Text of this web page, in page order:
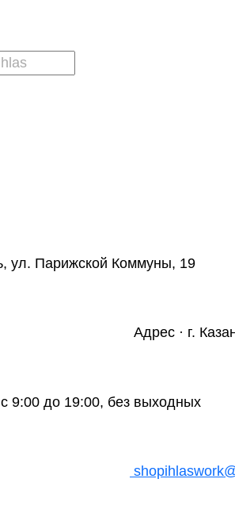
ул. Парижской Коммуны, 19
Адрес · г.
9:00 до 19:00, без выходных